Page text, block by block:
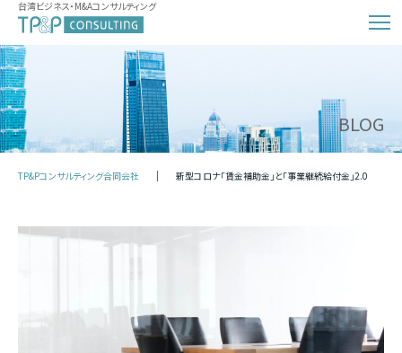
台湾ビジネス・M&Aコンサルティング
BLOG
TP&Pコンサルティング合同会社 新型コロナ「賃金補助金」と「事業継続給付金」2.0